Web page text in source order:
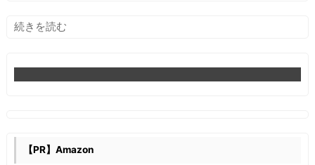
続きを読む:
Button
Files
【PR】Amazon